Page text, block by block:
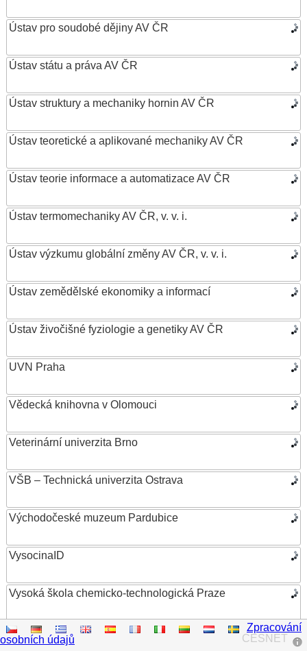
Ústav pro soudobé dějiny AV ČR
Ústav státu a práva AV ČR
Ústav struktury a mechaniky hornin AV ČR
Ústav teoretické a aplikované mechaniky AV ČR
Ústav teorie informace a automatizace AV ČR
Ústav termomechaniky AV ČR, v. v. i.
Ústav výzkumu globální změny AV ČR, v. v. i.
Ústav zemědělské ekonomiky a informací
Ústav živočišné fyziologie a genetiky AV ČR
UVN Praha
Vědecká knihovna v Olomouci
Veterinární univerzita Brno
VŠB – Technická univerzita Ostrava
Východočeské muzeum Pardubice
VysocinaID
Vysoká škola chemicko-technologická Praze
Vysoká škola ekonomická v Praze
CESNET
Zpracování
osobních údajů